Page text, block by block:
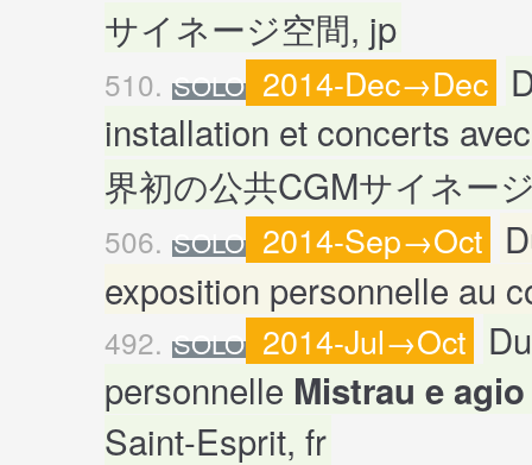
サイネージ空間, jp
510. SOLO 2014-Dec→Dec
installation et concerts
界初の公共CGMサイネー
506. SOLO 2014-Sep→Oct
exposition personnelle au
492. SOLO 2014-Jul→Oct
personnelle Mistrau e
Saint-Esprit, fr